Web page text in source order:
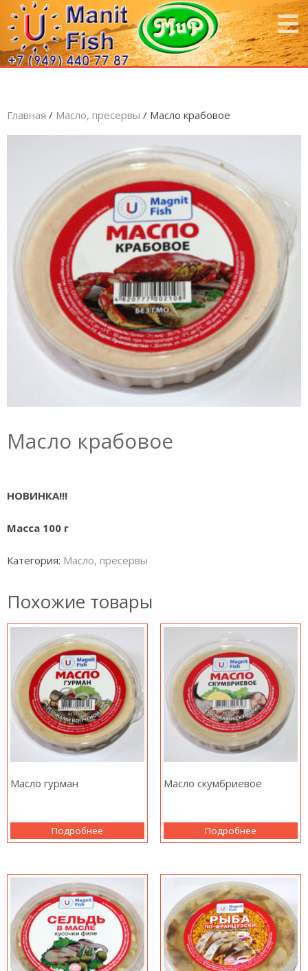
Главная / Масло, пресервы / Масло крабовое
Масло крабовое
НОВИНКА!!!
Масса 100 г
Категория: Масло, пресервы
Похожие товары
Масло гурман
Подробнее
Масло скумбриевое
Подробнее